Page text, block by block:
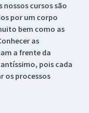
nossos cursos são
por um corpo
bem como as
as
a frente da
pois cada
os processos